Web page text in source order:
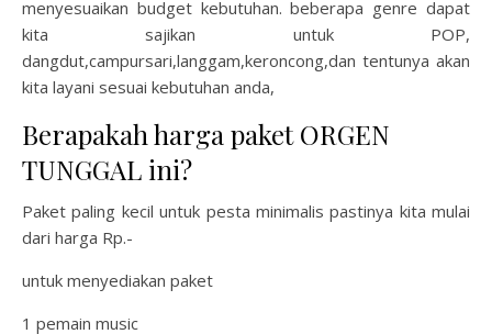
menyesuaikan budget kebutuhan. beberapa genre dapat
kita sajikan untuk POP,
dangdut,campursari,langgam,keroncong,dan tentunya akan
kita layani sesuai kebutuhan anda,
Berapakah harga paket ORGEN
TUNGGAL ini?
Paket paling kecil untuk pesta minimalis pastinya kita mulai
dari harga Rp.-
untuk menyediakan paket
1 pemain music